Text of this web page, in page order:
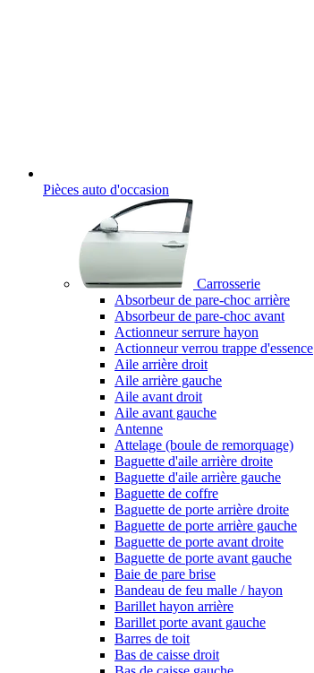
Pièces auto d'occasion
Carrosserie
Absorbeur de pare-choc arrière
Absorbeur de pare-choc avant
Actionneur serrure hayon
Actionneur verrou trappe d'essence
Aile arrière droit
Aile arrière gauche
Aile avant droit
Aile avant gauche
Antenne
Attelage (boule de remorquage)
Baguette d'aile arrière droite
Baguette d'aile arrière gauche
Baguette de coffre
Baguette de porte arrière droite
Baguette de porte arrière gauche
Baguette de porte avant droite
Baguette de porte avant gauche
Baie de pare brise
Bandeau de feu malle / hayon
Barillet hayon arrière
Barillet porte avant gauche
Barres de toit
Bas de caisse droit